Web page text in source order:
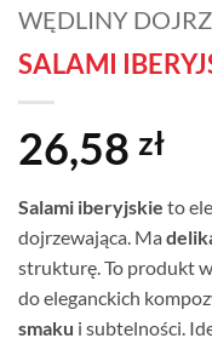
WĘDLINY
SALAMI
26,58 zł
Salami iberyjskie to
dojrzewająca. Ma
strukturę. To produkt
do eleganckich
smaku i subtelności.